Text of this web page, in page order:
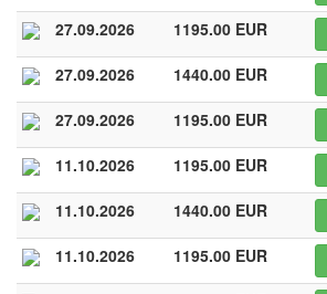
27.09.2026 1195.00 EUR
27.09.2026 1440.00 EUR
27.09.2026 1195.00 EUR
11.10.2026 1195.00 EUR
11.10.2026 1440.00 EUR
11.10.2026 1195.00 EUR